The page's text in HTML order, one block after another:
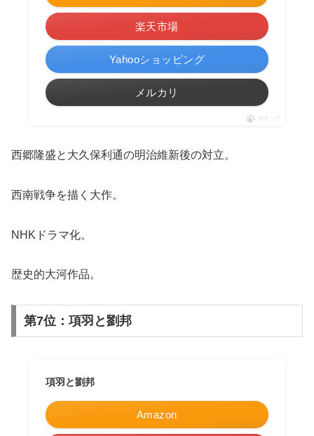
楽天市場
Yahooショッピング
メルカリ
ポチップ
西郷隆盛と大久保利通の明治維新後の対立。
西南戦争を描く大作。
NHKドラマ化。
歴史的大河作品。
第7位：項羽と劉邦
項羽と劉邦
Amazon